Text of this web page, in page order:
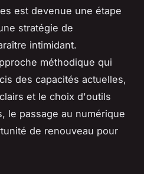
est devenue une étape
stratégie de
intimidant.
méthodique qui
des capacités actuelles,
et le choix d'outils
le passage au numérique
de renouveau pour